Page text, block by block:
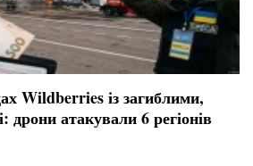
Wildberries із загиблими,
дрони атакували 6 регіонів